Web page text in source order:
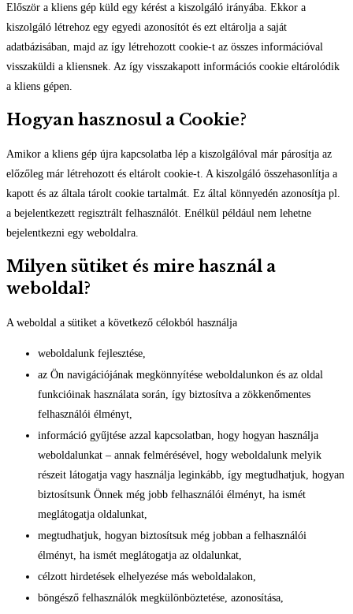
Először a kliens gép küld egy kérést a kiszolgáló irányába. Ekkor a
kiszolgáló létrehoz egy egyedi azonosítót és ezt eltárolja a saját
adatbázisában, majd az így létrehozott cookie-t az összes információval
visszaküldi a kliensnek. Az így visszakapott információs cookie eltárolódik
a kliens gépen.
Hogyan hasznosul a Cookie?
Amikor a kliens gép újra kapcsolatba lép a kiszolgálóval már párosítja az
előzőleg már létrehozott és eltárolt cookie-t. A kiszolgáló összehasonlítja a
kapott és az általa tárolt cookie tartalmát. Ez által könnyedén azonosítja pl.
a bejelentkezett regisztrált felhasználót. Enélkül például nem lehetne
bejelentkezni egy weboldalra.
Milyen sütiket és mire használ a
weboldal?
A weboldal a sütiket a következő célokból használja
weboldalunk fejlesztése,
az Ön navigációjának megkönnyítése weboldalunkon és az oldal
funkcióinak használata során, így biztosítva a zökkenőmentes
felhasználói élményt,
információ gyűjtése azzal kapcsolatban, hogy hogyan használja
weboldalunkat – annak felmérésével, hogy weboldalunk melyik
részeit látogatja vagy használja leginkább, így megtudhatjuk, hogyan
biztosítsunk Önnek még jobb felhasználói élményt, ha ismét
meglátogatja oldalunkat,
megtudhatjuk, hogyan biztosítsuk még jobban a felhasználói
élményt, ha ismét meglátogatja az oldalunkat,
célzott hirdetések elhelyezése más weboldalakon,
böngésző felhasználók megkülönböztetése, azonosítása,